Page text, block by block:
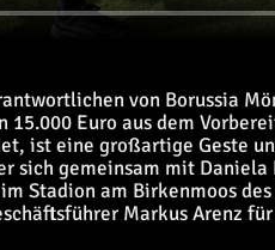
von Borussia
15.000 Euro aus dem
ist eine großartige Geste
sich gemeinsam mit
Stadion am Birkenmoos
Markus Arenz